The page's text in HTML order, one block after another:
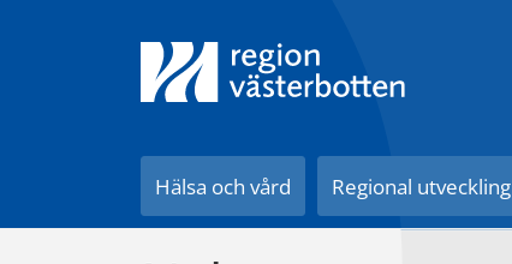
Hälsa och vård Regional utveckling